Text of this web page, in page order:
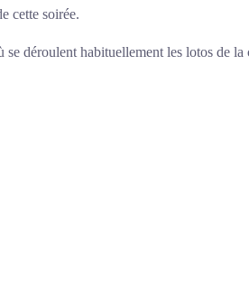
cette soirée.
se déroulent habituellement les lotos de la